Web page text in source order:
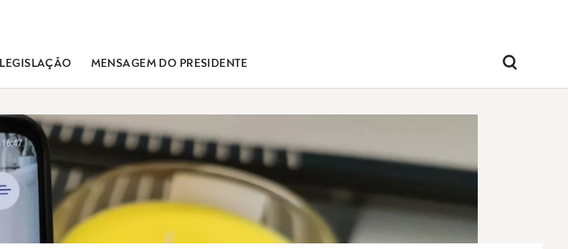
LEGISLAÇÃO MENSAGEM DO PRESIDENTE Pesquisar